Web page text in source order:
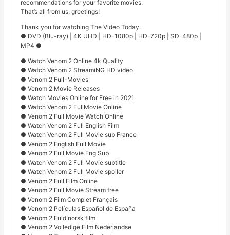
recommendations for your favorite movies.
That’s all from us, greetings!
Thank you for watching The Video Today.
● DVD (Blu-ray) | 4K UHD | HD-1080p | HD-720p | SD-480p |
MP4 ●
● Watch Venom 2 Online 4k Quality
● Watch Venom 2 StreamiNG HD video
● Venom 2 Full-Movies
● Venom 2 Movie Releases
● Watch Movies Online for Free in 2021
● Watch Venom 2 FullMovie Online
● Venom 2 Full Movie Watch Online
● Watch Venom 2 Full English Film
● Watch Venom 2 Full Movie sub France
● Venom 2 English Full Movie
● Venom 2 Full Movie Eng Sub
● Watch Venom 2 Full Movie subtitle
● Watch Venom 2 Full Movie spoiler
● Venom 2 Full Film Online
● Venom 2 Full Movie Stream free
● Venom 2 Film Complet Français
● Venom 2 Películas Español de España
● Venom 2 Fuld norsk film
● Venom 2 Volledige Film Nederlandse